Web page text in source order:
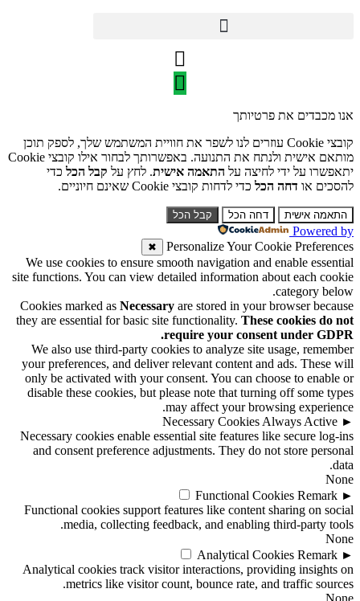
אנו מכבדים את פרטיותך
קובצי Cookie עוזרים לנו לשפר את חוויית המשתמש שלך, לספק תוכן
מותאם אישית ולנתח את התנועה. באפשרותך לבחור אילו קובצי Cookie
יתאפשרו על ידי לחיצה על התאמה אישית. לחץ על קבל הכל כדי
להסכים או דחה הכל כדי לדחות קובצי Cookie שאינם חיוניים.
התאמה אישית דחה הכל קבל הכל
Powered by
Personalize Your Cookie Preferences
✖
We use cookies to ensure smooth navigation and enable essential
site functions. You can view detailed information about each cookie
category below.
Cookies marked as Necessary are stored in your browser because
they are essential for basic site functionality. These cookies do not
require your consent under GDPR.
We also use third-party cookies to analyze site usage, remember
your preferences, and deliver relevant content and ads. These will
only be activated with your consent. You can choose to enable or
disable these cookies, but please note that turning off some types
may affect your browsing experience.
►
Necessary Cookies Always Active
Necessary cookies enable essential site features like secure log-ins
and consent preference adjustments. They do not store personal
data.
None
►
Functional Cookies Remark
Functional cookies support features like content sharing on social
media, collecting feedback, and enabling third-party tools.
None
►
Analytical Cookies Remark
Analytical cookies track visitor interactions, providing insights on
metrics like visitor count, bounce rate, and traffic sources.